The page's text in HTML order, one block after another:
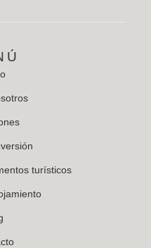
turísticos